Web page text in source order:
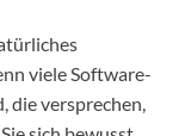
viele Software-
die versprechen,